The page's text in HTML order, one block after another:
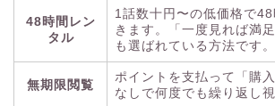
48時間レン
タル
1話数十円〜の低価格で
きます。「一度見れば満
も選ばれている方法です。
無期限閲覧
ポイントを支払って「購
なしで何度でも繰り返し